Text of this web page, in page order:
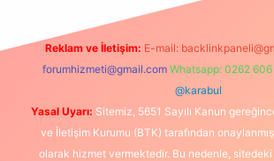
Reklam ve İletişim: E-mail:
forumhizmeti@gmail.com Whatsapp: 0262
@karabul
Yasal Uyarı: Sitemiz, 5651 Sayılı Kanun
ve İletişim Kurumu (BTK) tarafından onaylanmış
olarak hizmet vermektedir. Bu nedenle,